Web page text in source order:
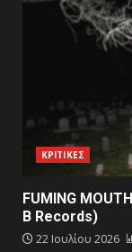
ΚΡΙΤΙΚΕΣ
FUMING
B Records)
22 Ιουλίου 2026